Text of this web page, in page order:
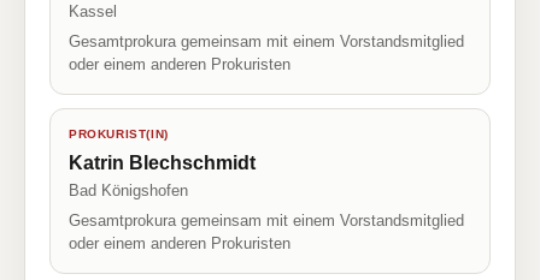
Kassel
Gesamtprokura gemeinsam mit einem Vorstandsmitglied
oder einem anderen Prokuristen
PROKURIST(IN)
Katrin Blechschmidt
Bad Königshofen
Gesamtprokura gemeinsam mit einem Vorstandsmitglied
oder einem anderen Prokuristen